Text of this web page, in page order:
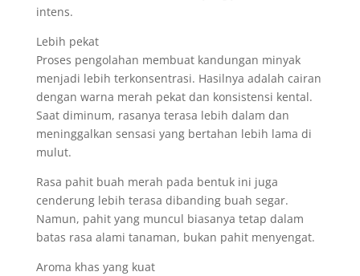
intens.
Lebih pekat
Proses pengolahan membuat kandungan minyak
menjadi lebih terkonsentrasi. Hasilnya adalah cairan
dengan warna merah pekat dan konsistensi kental.
Saat diminum, rasanya terasa lebih dalam dan
meninggalkan sensasi yang bertahan lebih lama di
mulut.
Rasa pahit buah merah pada bentuk ini juga
cenderung lebih terasa dibanding buah segar.
Namun, pahit yang muncul biasanya tetap dalam
batas rasa alami tanaman, bukan pahit menyengat.
Aroma khas yang kuat